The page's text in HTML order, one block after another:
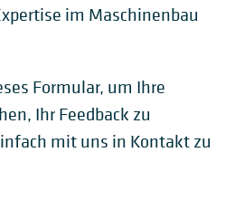
im Maschinenbau
Formular, um Ihre
Ihr Feedback zu
mit uns in Kontakt zu